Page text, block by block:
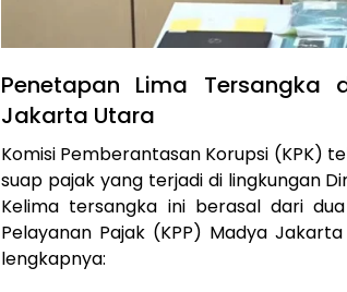
Penetapan Lima
Jakarta Utara
Komisi Pemberantasan Korupsi (KPK)
suap pajak yang terjadi di lingkungan
Kelima tersangka ini berasal dari
Pelayanan Pajak (KPP) Madya
lengkapnya: